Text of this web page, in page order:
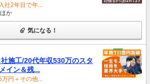
2年目で年...
か
気になる！
施工/20代年収530万のスタ
イン＆残...
円＋その他...